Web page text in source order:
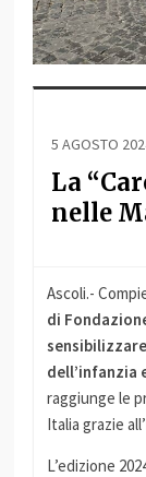
5 AGOSTO
La
nelle
Ascoli.-
di
dell’infanzia
raggiunge le
Italia grazie
L’edizione